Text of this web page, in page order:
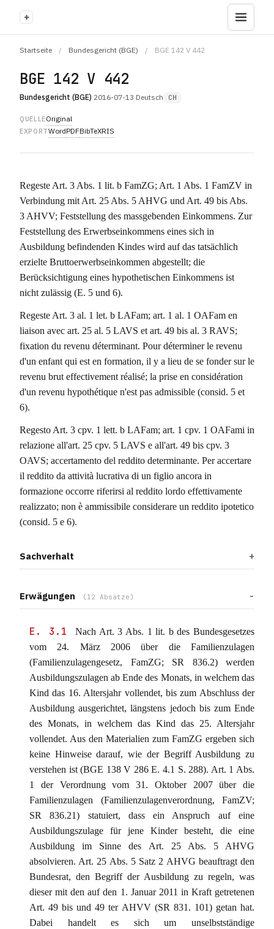
+
Startseite / Bundesgericht (BGE) / BGE 142 V 442
BGE 142 V 442
Bundesgericht (BGE)·2016-07-13·Deutsch CH
QUELLEOriginal
EXPORTWordPDFBibTeXRIS
Regeste Art. 3 Abs. 1 lit. b FamZG; Art. 1 Abs. 1 FamZV in
Verbindung mit Art. 25 Abs. 5 AHVG und Art. 49 bis Abs.
3 AHVV; Feststellung des massgebenden Einkommens. Zur
Feststellung des Erwerbseinkommens eines sich in
Ausbildung befindenden Kindes wird auf das tatsächlich
erzielte Bruttoerwerbseinkommen abgestellt; die
Berücksichtigung eines hypothetischen Einkommens ist
nicht zulässig (E. 5 und 6).
Regeste Art. 3 al. 1 let. b LAFam; art. 1 al. 1 OAFam en
liaison avec art. 25 al. 5 LAVS et art. 49 bis al. 3 RAVS;
fixation du revenu déterminant. Pour déterminer le revenu
d'un enfant qui est en formation, il y a lieu de se fonder sur le
revenu brut effectivement réalisé; la prise en considération
d'un revenu hypothétique n'est pas admissible (consid. 5 et
6).
Regesto Art. 3 cpv. 1 lett. b LAFam; art. 1 cpv. 1 OAFami in
relazione all'art. 25 cpv. 5 LAVS e all'art. 49 bis cpv. 3
OAVS; accertamento del reddito determinante. Per accertare
il reddito da attività lucrativa di un figlio ancora in
formazione occorre riferirsi al reddito lordo effettivamente
realizzato; non è ammissibile considerare un reddito ipotetico
(consid. 5 e 6).
Sachverhalt
Erwägungen (12 Absätze)
E. 3.1
Nach Art. 3 Abs. 1 lit. b des Bundesgesetzes
vom 24. März 2006 über die Familienzulagen
(Familienzulagengesetz, FamZG; SR 836.2) werden
Ausbildungszulagen ab Ende des Monats, in welchem das
Kind das 16. Altersjahr vollendet, bis zum Abschluss der
Ausbildung ausgerichtet, längstens jedoch bis zum Ende
des Monats, in welchem das Kind das 25. Altersjahr
vollendet. Aus den Materialien zum FamZG ergeben sich
keine Hinweise darauf, wie der Begriff Ausbildung zu
verstehen ist (BGE 138 V 286 E. 4.1 S. 288). Art. 1 Abs.
1 der Verordnung vom 31. Oktober 2007 über die
Familienzulagen (Familienzulagenverordnung, FamZV;
SR 836.21) statuiert, dass ein Anspruch auf eine
Ausbildungszulage für jene Kinder besteht, die eine
Ausbildung im Sinne des Art. 25 Abs. 5 AHVG
absolvieren. Art. 25 Abs. 5 Satz 2 AHVG beauftragt den
Bundesrat, den Begriff der Ausbildung zu regeln, was
dieser mit den auf den 1. Januar 2011 in Kraft getretenen
Art. 49 bis und 49 ter AHVV (SR 831. 101) getan hat.
Dabei handelt es sich um unselbstständige